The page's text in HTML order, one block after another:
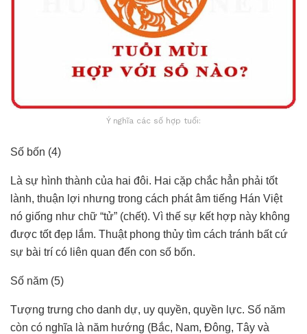
Ý nghĩa các số hợp tuổi:
Số bốn (4)
Là sự hình thành của hai đôi. Hai cặp chắc hẳn phải tốt
lành, thuận lợi nhưng trong cách phát âm tiếng Hán Việt
nó giống như chữ “tử” (chết). Vì thế sự kết hợp này không
được tốt đẹp lắm. Thuật phong thủy tìm cách tránh bất cứ
sự bài trí có liên quan đến con số bốn.
Số năm (5)
Tượng trưng cho danh dự, uy quyền, quyền lực. Số năm
còn có nghĩa là năm hướng (Bắc, Nam, Đông, Tây và